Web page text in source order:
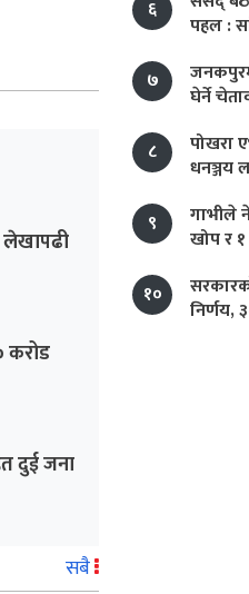
लेखापढी
करोड
दुई जना
सबै
६
पहल :
७
घेर्ने
८
पोखरा
धनञ्जय
९
गाभीले
खोप र
१०
निर्णय,